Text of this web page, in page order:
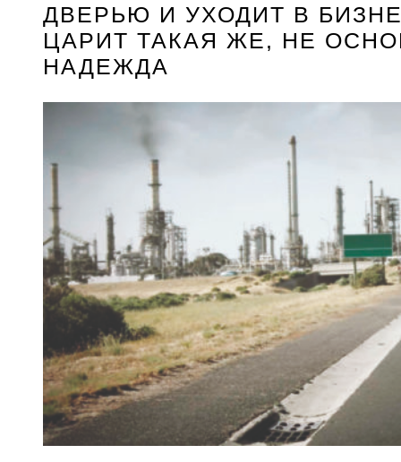
ДВЕРЬЮ И УХОДИТ В
ЦАРИТ ТАКАЯ ЖЕ, НЕ
НАДЕЖДА